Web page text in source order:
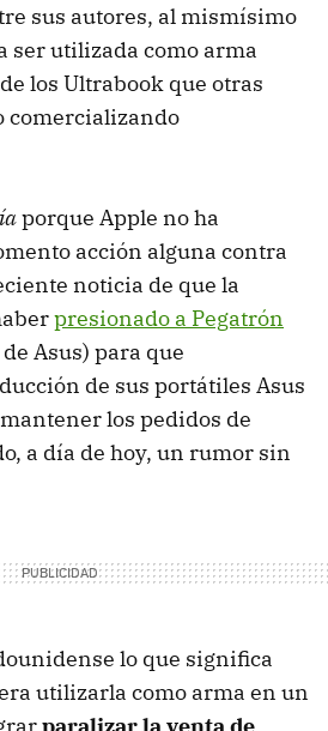
sus autores, al mismísimo
ser utilizada como arma
los Ultrabook que otras
comercializando
porque Apple no ha
acción alguna contra
noticia de que la
presionado a Pegatrón
Asus) para que
de sus portátiles Asus
los pedidos de
a día de hoy, un rumor sin
lo que significa
utilizarla como arma en un